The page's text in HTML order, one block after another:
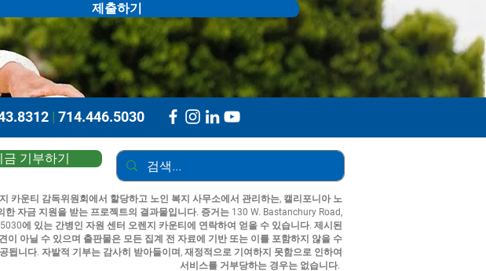
제출하기
| 714.446.5030
금 기부하기
카운티 감독위원회에서 할당하고 노인 복지 사무소에서 관리하는, 캘리포니아 노
한 자금 지원을 받는 프로젝트의 결과물입니다. 증거는 130 W. Bastanchury Road,
에 있는 간병인 자원 센터 오렌지 카운티에 연락하여 얻을 수 있습니다. 제시된
이 아닐 수 있으며 출판물은 모든 집계 전 자료에 기반 또는 이를 포함하지 않을 수
됩니다. 자발적 기부는 감사히 받아들이며, 재정적으로 기여하지 못함으로 인하여
서비스를 거부당하는 경우는 없습니다.